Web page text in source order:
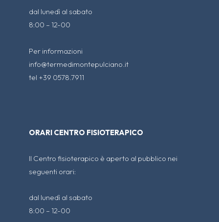
dal lunedì al sabato
8:00 – 12-00
Per informazioni
info@termedimontepulciano.it
tel +39 0578.7911
ORARI CENTRO FISIOTERAPICO
Il Centro fisioterapico è aperto al pubblico nei
seguenti orari:
dal lunedì al sabato
8:00 – 12-00